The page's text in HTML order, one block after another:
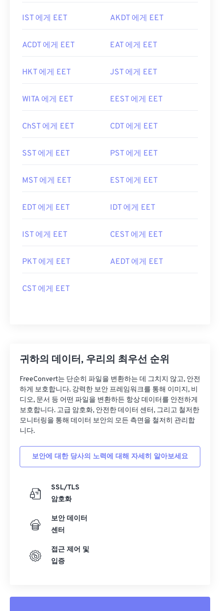
IST 에게 EET AKDT 에게 EET
ACDT 에게 EET EAT 에게 EET
HKT 에게 EET JST 에게 EET
WITA 에게 EET EEST 에게 EET
ChST 에게 EET CDT 에게 EET
SST 에게 EET PST 에게 EET
MST 에게 EET EST 에게 EET
EDT 에게 EET IDT 에게 EET
IST 에게 EET CEST 에게 EET
PKT 에게 EET AEDT 에게 EET
CST 에게 EET
귀하의 데이터, 우리의 최우선 순위
FreeConvert는 단순히 파일을 변환하는 데 그치지 않고, 안전
하게 보호합니다. 강력한 보안 프레임워크를 통해 이미지, 비
디오, 문서 등 어떤 파일을 변환하든 항상 데이터를 안전하게
보호합니다. 고급 암호화, 안전한 데이터 센터, 그리고 철저한
모니터링을 통해 데이터 보안의 모든 측면을 철저히 관리합
니다.
보안에 대한 당사의 노력에 대해 자세히 알아보세요
SSL/TLS
암호화
보안 데이터
센터
접근 제어 및
입증